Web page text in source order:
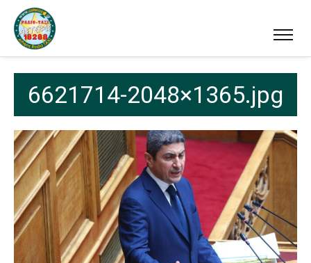
6621714-2048×1365.jpg